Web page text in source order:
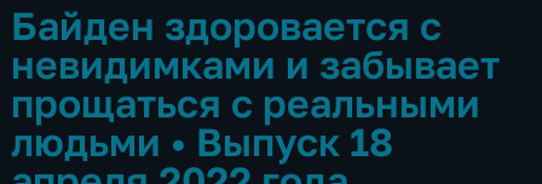
Байден здоровается с
невидимками и забывает
прощаться с реальными
людьми • Выпуск 18